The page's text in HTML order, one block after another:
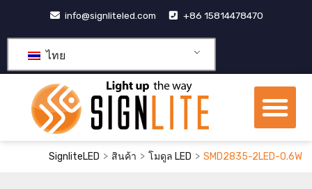
内
info@signliteled.com +86 15814478470
ไทย
เม
SignliteLED > สินค้า > โมดูล LED > SMD2835-2LED-0.6W